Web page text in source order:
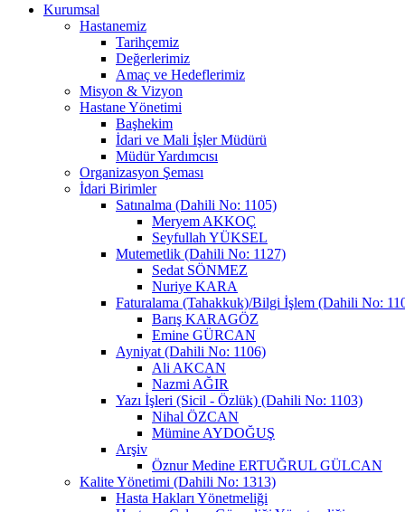
Kurumsal
Hastanemiz
Tarihçemiz
Değerlerimiz
Amaç ve Hedeflerimiz
Misyon & Vizyon
Hastane Yönetimi
Başhekim
İdari ve Mali İşler Müdürü
Müdür Yardımcısı
Organizasyon Şeması
İdari Birimler
Satınalma (Dahili No: 1105)
Meryem AKKOÇ
Seyfullah YÜKSEL
Mutemetlik (Dahili No: 1127)
Sedat SÖNMEZ
Nuriye KARA
Faturalama (Tahakkuk)/Bilgi İşlem (Dahili No:
Barış KARAGÖZ
Emine GÜRCAN
Ayniyat (Dahili No: 1106)
Ali AKCAN
Nazmi AĞIR
Yazı İşleri (Sicil - Özlük) (Dahili No: 1103)
Nihal ÖZCAN
Mümine AYDOĞUŞ
Arşiv
Öznur Medine ERTUĞRUL GÜLCAN
Kalite Yönetimi (Dahili No: 1313)
Hasta Hakları Yönetmeliği